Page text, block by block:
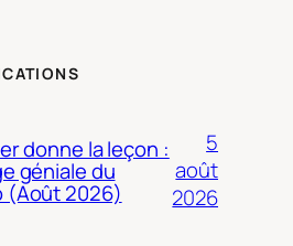
donne la leçon :
géniale du
(Août 2026)
5
août
2026